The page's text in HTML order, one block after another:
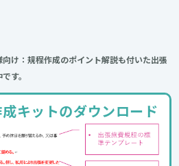
け：規程作成のポイント解説も付いた出張
す。
キットのダウンロード